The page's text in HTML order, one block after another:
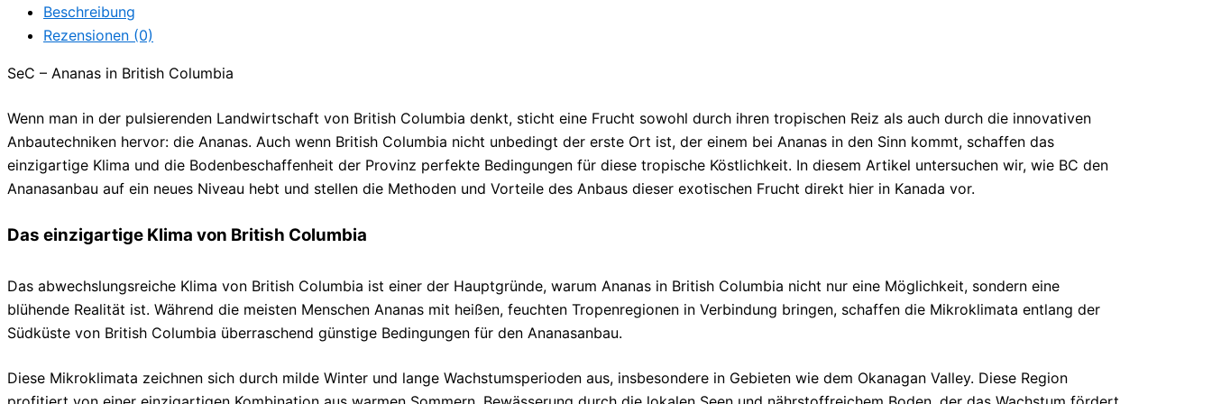
Beschreibung
Rezensionen (0)
SeC – Ananas in British Columbia
Wenn man in der pulsierenden Landwirtschaft von British Columbia denkt, sticht eine Frucht sowohl durch ihren tropischen Reiz als auch durch die innovativen
Anbautechniken hervor: die Ananas. Auch wenn British Columbia nicht unbedingt der erste Ort ist, der einem bei Ananas in den Sinn kommt, schaffen das
einzigartige Klima und die Bodenbeschaffenheit der Provinz perfekte Bedingungen für diese tropische Köstlichkeit. In diesem Artikel untersuchen wir, wie BC den
Ananasanbau auf ein neues Niveau hebt und stellen die Methoden und Vorteile des Anbaus dieser exotischen Frucht direkt hier in Kanada vor.
Das einzigartige Klima von British Columbia
Das abwechslungsreiche Klima von British Columbia ist einer der Hauptgründe, warum Ananas in British Columbia nicht nur eine Möglichkeit, sondern eine
blühende Realität ist. Während die meisten Menschen Ananas mit heißen, feuchten Tropenregionen in Verbindung bringen, schaffen die Mikroklimata entlang der
Südküste von British Columbia überraschend günstige Bedingungen für den Ananasanbau.
Diese Mikroklimata zeichnen sich durch milde Winter und lange Wachstumsperioden aus, insbesondere in Gebieten wie dem Okanagan Valley. Diese Region